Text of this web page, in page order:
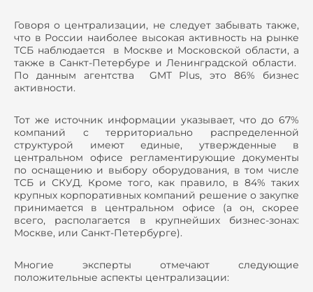
Говоря о централизации, не следует забывать также,
что в России наиболее высокая активность на рынке
ТСБ наблюдается в Москве и Московской области, а
также в Санкт-Петербуре и Ленинградской области.
По данным агентства GMT Plus, это 86% бизнес
активности.
Тот же источник информации указывает, что до 67%
компаний с территориально распределенной
структурой имеют единые, утвержденные в
центральном офисе регламентирующие документы
по оснащению и выбору оборудования, в том числе
ТСБ и СКУД. Кроме того, как правило, в 84% таких
крупных корпоративных компаний решение о закупке
принимается в центральном офисе (а он, скорее
всего, располагается в крупнейших бизнес-зонах:
Москве, или Санкт-Петербурге).
Многие эксперты отмечают следующие
положительные аспекты централизации: